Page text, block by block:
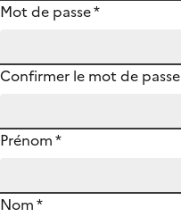
Mot de passe*
Confirmer le mot de passe
Prénom*
Nom*